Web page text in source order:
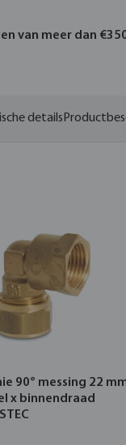
van meer dan
details
90° messing 22
x binnendraad